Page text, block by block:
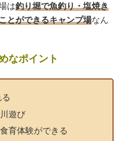
は釣り堀で魚釣り・塩焼き
とができるキャンプ場なん
なポイント
遊び
育体験ができる